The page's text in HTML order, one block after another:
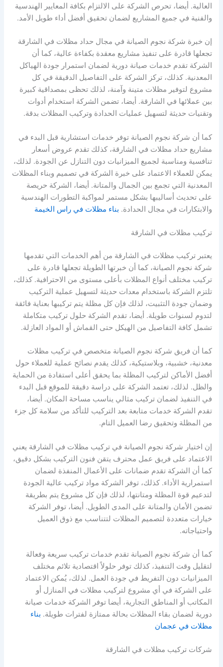
العالية. أيضا، تحرص الشركة على الالتزام بكافة المعايير الهندسية
والفنية في جميع المشاريع لضمان تحقيق أفضل أداء طويل الأمد.
إن خبرة شركة نجوم الصيانة في مجال حداد مظلات في الشارقة
تجعلها قادرة على تنفيذ مشاريع معقدة بكفاءة عالية، كما أن
الشركة تقدم خدمات صيانة دورية لضمان استمرار جودة الهياكل
المعدنية. كذلك، تركز الشركة على التفاصيل الدقيقة في كل
مشروع لتوفير مظلات متينة وآمنة، لذلك تحظى بمصداقية كبيرة
بين عملائها في الشارقة. أيضا، تضمن الشركة استخدام أدوات
وتقنيات حديثة لتسهيل عمليات الحدادة وتركيب المظلات بدقة.
كما أن شركة نجوم الصيانة توفر خدمات استشارية قبل البدء في
مشاريع حداد مظلات في الشارقة، كذلك تقدم عروض أسعار
تنافسية ومناسبة لجميع الميزانيات دون التنازل عن الجودة. لذلك،
يمكن للعملاء الاعتماد على خبرة الشركة في تصميم وبناء المظلات
المعدنية التي تجمع بين الجمال والمتانة. أيضا، الشركة حريصة
على تحديث أساليبها بشكل مستمر لمواكبة التطورات الهندسية
والابتكارات في مجال الحدادة. بناء مظلات في راس الخيمة
تركيب مظلات في الشارقة
يعتبر تركيب مظلات في الشارقة من أهم الخدمات التي تقدمها
شركة نجوم الصيانة، كما أن خبرتها الطويلة تجعلها قادرة على
تركيب مختلف أنواع المظلات بأعلى مستوى من الاحترافية. كذلك،
تلتزم الشركة باستخدام معدات حديثة لتسهيل عملية التركيب
وضمان جودة التثبيت، لذلك فإن كل مظلة يتم تركيبها بعناية فائقة
لتدوم لسنوات طويلة. أيضا، تقدم الشركة حلول تركيب متكاملة
تشمل كافة التفاصيل من الهيكل حتى القماش أو المواد العازلة.
كما أن فريق شركة نجوم الصيانة متخصص في تركيب مظلات
معدنية، خشبية، وبلاستيكية، كذلك يقدم نصائح عملية للعملاء حول
أفضل الأماكن لتركيب المظلة بما يحقق أعلى استفادة من الحماية
والظل. لذلك، تعتمد الشركة على دراسة دقيقة للموقع قبل البدء
في التنفيذ لضمان تركيب مثالي يناسب مساحة المكان. أيضا،
تقدم الشركة خدمات متابعة بعد التركيب للتأكد من سلامة كل جزء
من المظلة وتحقيق رضا العميل التام.
إن اختيار شركة نجوم الصيانة في تركيب مظلات في الشارقة يعني
الاعتماد على فريق عمل محترف يتقن فنون التركيب بشكل دقيق،
كما أن الشركة تقدم ضمانات على الأعمال المنفذة لضمان
استمرارية الأداء. كذلك، توفر الشركة مواد تركيب عالية الجودة
لتدعيم قوة المظلة ومتانتها، لذلك فإن كل مشروع يتم بطريقة
تضمن الأمان والمتانة على المدى الطويل. أيضا، توفر الشركة
خيارات متعددة لتصميم المظلات لتتناسب مع ذوق العميل
واحتياجاته.
كما أن شركة نجوم الصيانة تقدم خدمات تركيب سريعة وفعالة
لتقليل وقت التنفيذ، كذلك توفر حلولاً اقتصادية تلائم مختلف
الميزانيات دون التفريط في جودة العمل. لذلك، يُمكن الاعتماد
على الشركة في أي مشروع لتركيب مظلات في المنازل أو
المكاتب أو المناطق التجارية، أيضا توفر الشركة خدمات صيانة
دورية لضمان بقاء المظلات بحالة ممتازة لفترات طويلة. بناء
مظلات في عجمان
شركات تركيب مظلات في الشارقة